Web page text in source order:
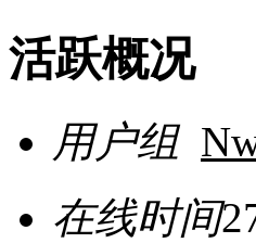
活跃概况
用户组
在线时间